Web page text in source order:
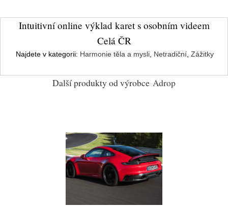
Intuitivní online výklad karet s osobním videem
Celá ČR
Najdete v kategorii: Harmonie těla a mysli, Netradiční, Zážitky
Další produkty od výrobce Adrop